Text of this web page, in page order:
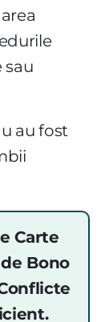
sau
au fost
Carte
Bono